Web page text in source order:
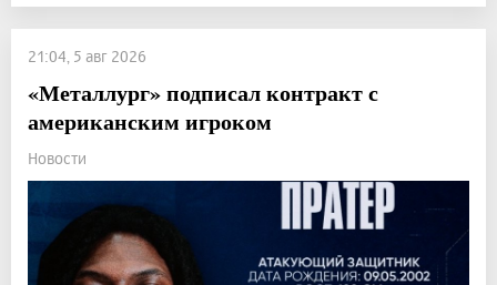
21:04, 5 авг 2026
«Металлург» подписал контракт с
американским игроком
Новости